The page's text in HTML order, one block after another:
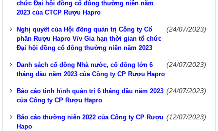
chức Đại hội đồng cổ đông thường niên năm
2023 của CTCP Rượu Hapro
Nghị quyết của Hội đồng quản trị Công ty Cổ
phần Rượu Hapro V/v Gia hạn thời gian tổ chức
Đại hội đồng cổ đông thường niên năm 2023
(24/07/2023)
Danh sách cổ đông Nhà nước, cổ đông lớn 6
tháng đàu năm 2023 của Công ty CP Rượu Hapro
(24/07/2023)
Báo cáo tình hình quản trị 6 tháng đầu năm 2023
của Công ty CP Rượu Hapro
(24/07/2023)
Báo cáo thường niên 2022 của Công ty CP Rượu
Hapo
(12/07/2023)